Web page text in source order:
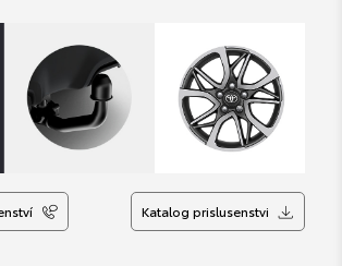
Katalog prislusenstvi